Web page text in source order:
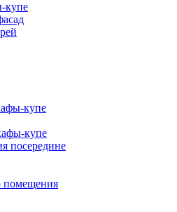
купе
купе
купе
посередине
помещения